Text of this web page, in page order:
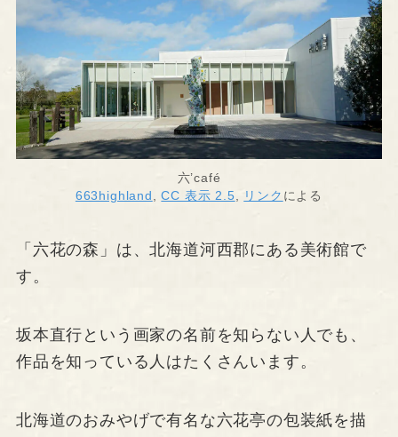
六’café
663highland,CC 表示 2.5, リンク による
「六花の森」は、北海道河西郡にある美術館で
す。
坂本直行という画家の名前を知らない人でも、
作品を知っている人はたくさんいます。
北海道のおみやげで有名な六花亭の包装紙を描